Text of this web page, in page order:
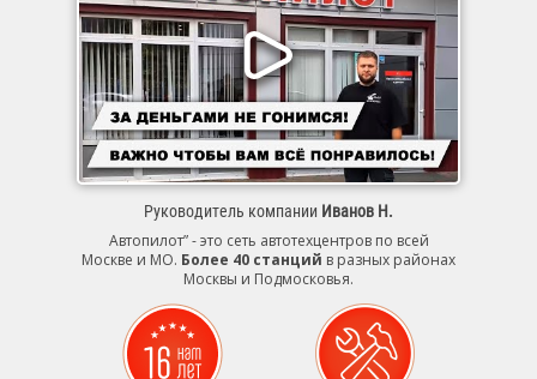
Руководитель компании Иванов Н.
Автопилот” - это сеть автотехцентров по всей
Москве и МО. Более 40 станций в разных районах
Москвы и Подмосковья.